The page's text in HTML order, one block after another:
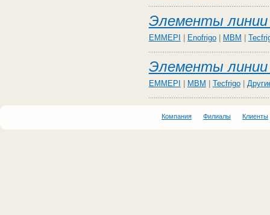
Элементы линии
EMMEPI Enofrigo| MBM
Элементы линии
EMMEPI MBM Tecfrigo|
Компания Филиалы Клиенты